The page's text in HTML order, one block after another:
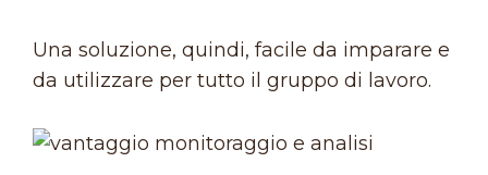
Una soluzione, quindi, facile da imparare e
da utilizzare per tutto il gruppo di lavoro.